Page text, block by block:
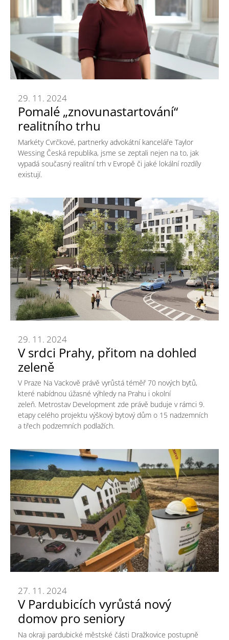
Pomalé „znovunastartování“
realitního trhu
29. 11. 2024
Markéty Cvrčkové, partnerky advokátní kanceláře Taylor
Wessing Česká republika, jsme se zeptali nejen na to, jak
vypadá současný realitní trh v Evropě či jaké lokální rozdíly
existují.
V srdci Prahy, přitom na dohled
zeleně
29. 11. 2024
V Praze Na Vackově právě vyrůstá téměř 70 nových bytů,
které nabídnou úžasné výhledy na Prahu i okolní
zeleň. Metrostav Development zde právě buduje v rámci 9.
etapy celého projektu výškový bytový dům o 15 nadzemních
a třech podzemních podlažích.
V Pardubicích vyrůstá nový
domov pro seniory
27. 11. 2024
Na okraji pardubické městské části Dražkovice postupně